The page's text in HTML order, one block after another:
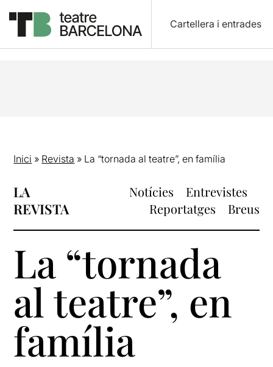
Cartellera i entrades
Inici » Revista » La “tornada al teatre”, en família
LA
REVISTA
Notícies
Entrevistes
Reportatges
Breus
La “tornada
al teatre”, en
família